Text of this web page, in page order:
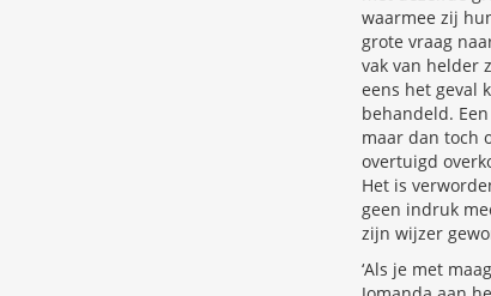
waarmee zij
grote vraag
vak van helder
eens het geval
behandeld.
maar dan toch
overtuigd
Het is
geen indruk
zijn wijzer
‘Als je met